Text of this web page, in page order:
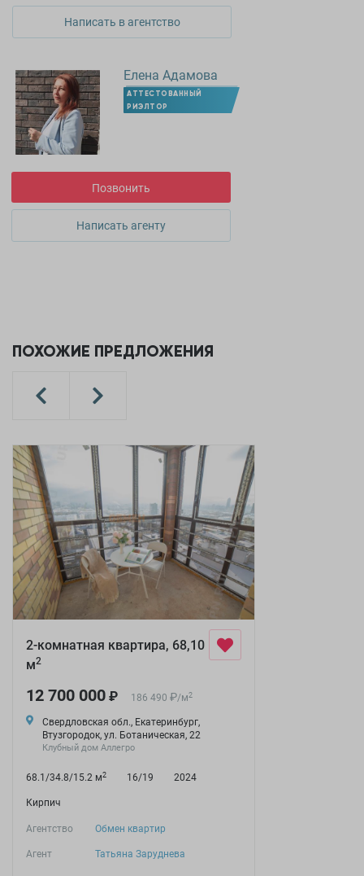
Написать в агентство
Елена Адамова
АТТЕСТОВАННЫЙ
РИЭЛТОР
Позвонить
Написать агенту
ПОХОЖИЕ ПРЕДЛОЖЕНИЯ
2-комнатная квартира, 68,10
м2
12 700 000 ₽ 186 490 ₽/м2
Свердловская обл., Екатеринбург,
Втузгородок, ул. Ботаническая, 22
Клубный дом Аллегро
68.1/34.8/15.2 м2 16/19 2024
Кирпич
Агентство Обмен квартир
Агент Татьяна Заруднева